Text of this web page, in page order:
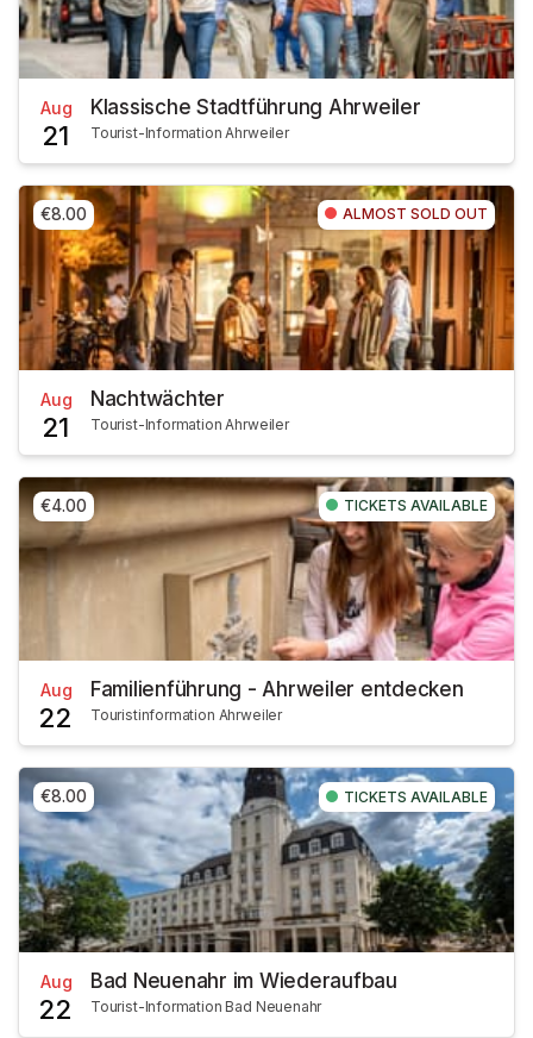
Aug
21
Klassische Stadtführung Ahrweiler
Tourist-Information Ahrweiler
€8.00 ALMOST SOLD OUT
Aug
21
Nachtwächter
Tourist-Information Ahrweiler
€4.00 TICKETS AVAILABLE
Aug
22
Familienführung - Ahrweiler entdecken
Touristinformation Ahrweiler
€8.00 TICKETS AVAILABLE
Aug
22
Bad Neuenahr im Wiederaufbau
Tourist-Information Bad Neuenahr